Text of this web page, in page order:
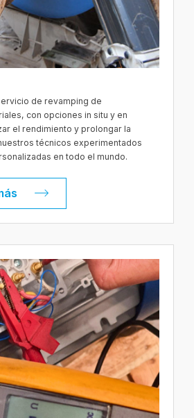
de revamping de
con opciones in situ y en
el rendimiento y prolongar la
técnicos experimentados
en todo el mundo.